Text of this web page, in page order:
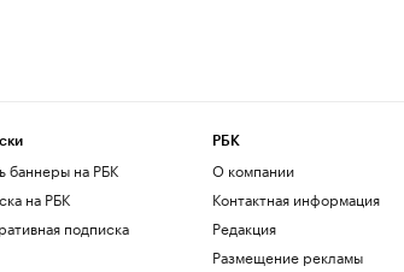
баннеры на РБК
на РБК
подписка
РБК
О компании
Контактная информация
Редакция
Размещение рекламы